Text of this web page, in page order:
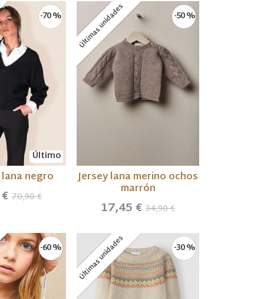
Último
-70 %
negro
€70,90 €
Últimas unidades -50 %
Jersey lana merino ochos
marrón
17,45 €34,90 €
-60 % Últimas unidades -30 %